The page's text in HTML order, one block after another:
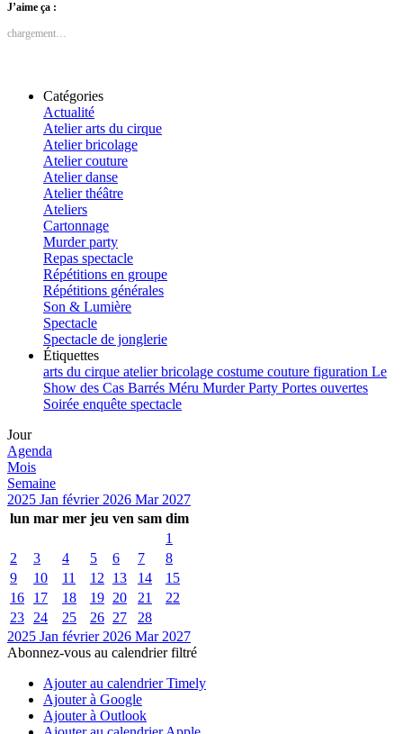
J’aime ça :
chargement…
Catégories
Actualité
Atelier arts du cirque
Atelier bricolage
Atelier couture
Atelier danse
Atelier théâtre
Ateliers
Cartonnage
Murder party
Repas spectacle
Répétitions en groupe
Répétitions générales
Son & Lumière
Spectacle
Spectacle de jonglerie
Étiquettes
arts du cirque atelierbricolage costume couture figuration Le
Show des Cas Barrés Méru Murder Party Portes ouvertes
Soirée enquête spectacle
Jour
Agenda
Mois
Semaine
2025 Jan février 2026 Mar 2027
lun mar mer jeu ven sam dim
1
2
3 4 5 6 7
8
9
10 11 12 13 14
15
16
17 18 19 20 21
22
23
24 25 26 27
28
2025 Jan février 2026 Mar 2027
Abonnez-vous au calendrier filtré
Ajouter au calendrier Timely
Ajouter à Google
Ajouter à Outlook